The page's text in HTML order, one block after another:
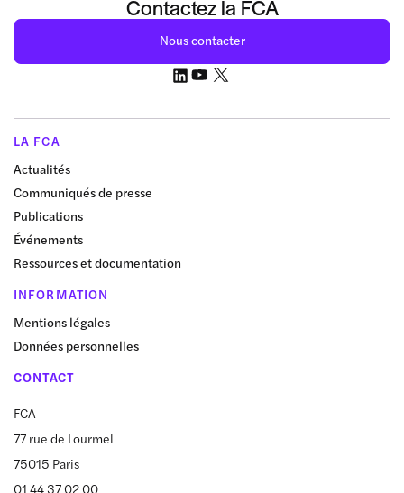
Contactez la FCA
Nous contacter
LA FCA
Actualités
Communiqués de presse
Publications
Événements
Ressources et documentation
INFORMATION
Mentions légales
Données personnelles
CONTACT
FCA
77 rue de Lourmel
75015 Paris
01 44 37 02 00